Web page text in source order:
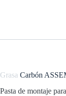
Grasa Carbón
Pasta de montaje